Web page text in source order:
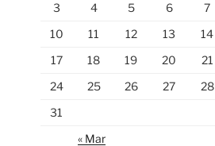
3
4 5 6 7
10
11 12 13 14
17
18 19 20 21
24
25 26 27 28
31
« Mar